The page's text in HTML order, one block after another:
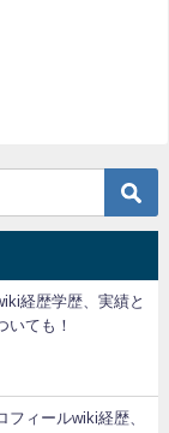
経歴学歴、実績と
いても！
フィールwiki経歴、